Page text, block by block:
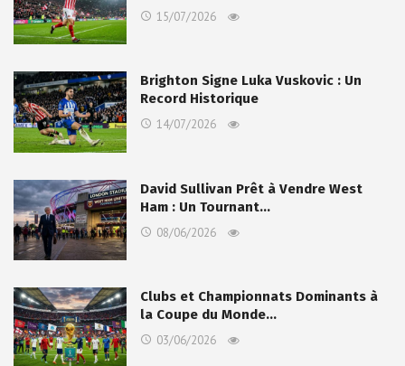
15/07/2026
Brighton Signe Luka Vuskovic : Un
Record Historique
14/07/2026
David Sullivan Prêt à Vendre West
Ham : Un Tournant…
08/06/2026
Clubs et Championnats Dominants à
la Coupe du Monde…
03/06/2026